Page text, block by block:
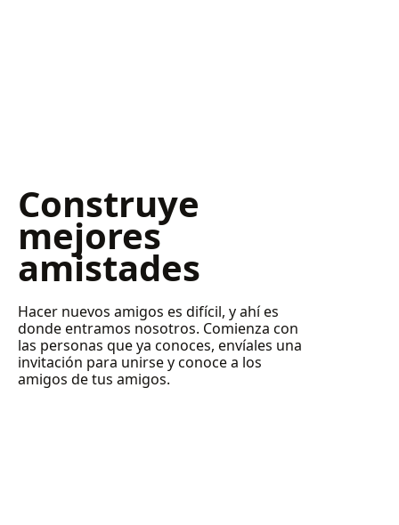
Construye
mejores
amistades
Hacer nuevos amigos es difícil, y ahí es
donde entramos nosotros. Comienza con
las personas que ya conoces, envíales una
invitación para unirse y conoce a los
amigos de tus amigos.